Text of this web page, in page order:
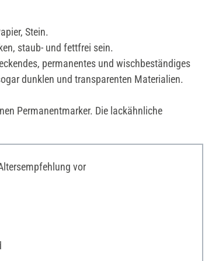
Stein.
staub- und fettfrei sein.
permanentes und wischbeständiges
dunklen und transparenten Materialien.
Permanentmarker. Die lackähnliche
vor